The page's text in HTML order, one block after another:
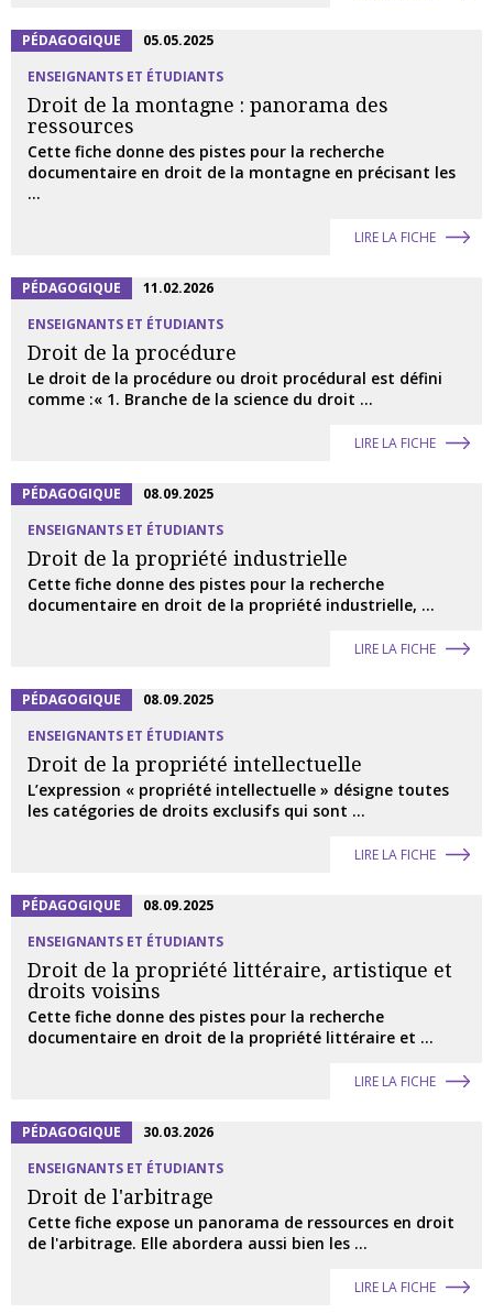
PÉDAGOGIQUE
05.05.2025
ENSEIGNANTS ET ÉTUDIANTS
Droit de la montagne : panorama des
ressources
Cette fiche donne des pistes pour la recherche
documentaire en droit de la montagne en précisant les
...
LIRE LA FICHE
PÉDAGOGIQUE
11.02.2026
ENSEIGNANTS ET ÉTUDIANTS
Droit de la procédure
Le droit de la procédure ou droit procédural est défini
comme :« 1. Branche de la science du droit ...
LIRE LA FICHE
PÉDAGOGIQUE
08.09.2025
ENSEIGNANTS ET ÉTUDIANTS
Droit de la propriété industrielle
Cette fiche donne des pistes pour la recherche
documentaire en droit de la propriété industrielle, ...
LIRE LA FICHE
PÉDAGOGIQUE
08.09.2025
ENSEIGNANTS ET ÉTUDIANTS
Droit de la propriété intellectuelle
L’expression « propriété intellectuelle » désigne toutes
les catégories de droits exclusifs qui sont ...
LIRE LA FICHE
PÉDAGOGIQUE
08.09.2025
ENSEIGNANTS ET ÉTUDIANTS
Droit de la propriété littéraire, artistique et
droits voisins
Cette fiche donne des pistes pour la recherche
documentaire en droit de la propriété littéraire et ...
LIRE LA FICHE
PÉDAGOGIQUE
30.03.2026
ENSEIGNANTS ET ÉTUDIANTS
Droit de l'arbitrage
Cette fiche expose un panorama de ressources en droit
de l'arbitrage. Elle abordera aussi bien les ...
LIRE LA FICHE